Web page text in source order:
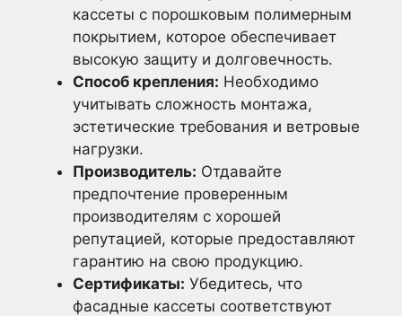
кассеты с порошковым полимерным
покрытием, которое обеспечивает
высокую защиту и долговечность.
Способ крепления: Необходимо
учитывать сложность монтажа,
эстетические требования и ветровые
нагрузки.
Производитель: Отдавайте
предпочтение проверенным
производителям с хорошей
репутацией, которые предоставляют
гарантию на свою продукцию.
Сертификаты: Убедитесь, что
фасадные кассеты соответствуют